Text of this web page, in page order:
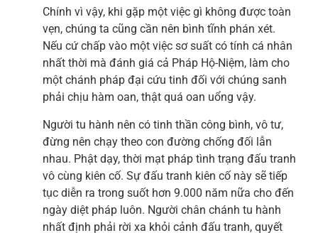
Chính vì vậy, khi gặp một việc gì không được toàn
vẹn, chúng ta cũng cần nên bình tĩnh phán xét.
Nếu cứ chấp vào một việc sơ suất có tính cá nhân
nhất thời mà đánh giá cả Pháp Hộ-Niệm, làm cho
một chánh pháp đại cứu tinh đối với chúng sanh
phải chịu hàm oan, thật quá oan uổng vậy.
Người tu hành nên có tinh thần công bình, vô tư,
đừng nên chạy theo con đường chống đối lẫn
nhau. Phật dạy, thời mạt pháp tình trạng đấu tranh
vô cùng kiên cố. Sự đấu tranh kiên cố này sẽ tiếp
tục diễn ra trong suốt hơn 9.000 năm nữa cho đến
ngày diệt pháp luôn. Người chân chánh tu hành
nhất định phải rời xa khỏi cảnh đấu tranh, quyết